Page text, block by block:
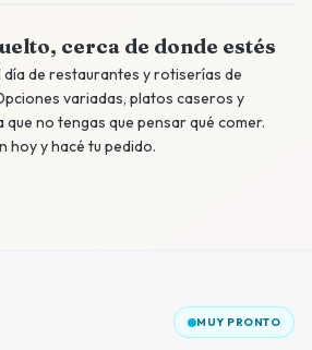
cerca de donde estés
día de restaurantes y rotiserías de
variadas, platos caseros y
no tengas que pensar qué comer.
hoy y hacé tu pedido.
MUY PRONTO